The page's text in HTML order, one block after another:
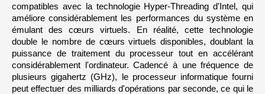
compatibles avec la technologie Hyper-Threading d'Intel, qui
améliore considérablement les performances du système en
émulant des cœurs virtuels. En réalité, cette technologie
double le nombre de cœurs virtuels disponibles, doublant la
puissance de traitement du processeur tout en accélérant
considérablement l'ordinateur. Cadencé à une fréquence de
plusieurs gigahertz (GHz), le processeur informatique fourni
peut effectuer des milliards d'opérations par seconde, ce qui le